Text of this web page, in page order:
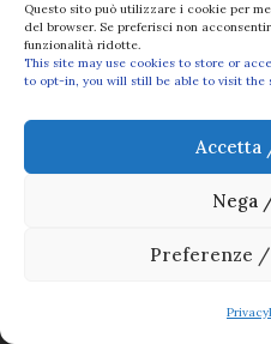
Questo sito può utilizzare i cookie per
del browser. Se preferisci non
funzionalità ridotte.
This site may use cookies to store or
to opt-in, you will still be able to visit
Accetta
Nega
Preferenze
Privacy
torto, ma anche
dubbio e